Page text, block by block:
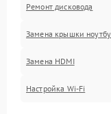
Ремонт дисковода
Замена крышки
Замена HDMI
Настройка Wi-Fi